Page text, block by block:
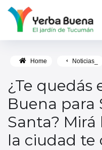
Home Noticias_
¿Te quedás
Buena para
Santa?
la ciudad te